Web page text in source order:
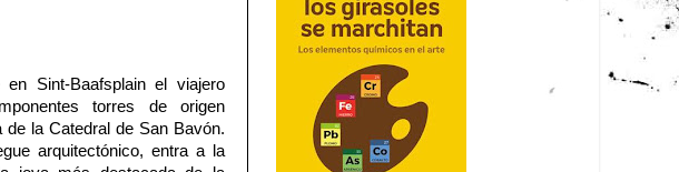
Sint-Baafsplain el viajero
torres de origen
la Catedral de San Bavón.
arquitectónico, entra a la